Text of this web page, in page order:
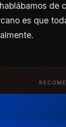
de
es que